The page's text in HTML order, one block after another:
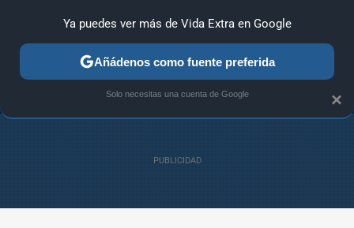
ANÁLISIS GUÍAS Y TRUCOS PC SONY NINTENDO
×
Ya puedes ver más de Vida Extra en Google
Añádenos como fuente preferida
Solo necesitas una cuenta de Google